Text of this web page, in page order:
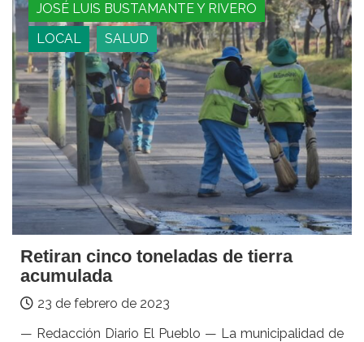
JOSÉ LUIS BUSTAMANTE Y RIVERO
LOCAL
SALUD
Retiran cinco toneladas de tierra
acumulada
23 de febrero de 2023
— Redacción Diario El Pueblo — La municipalidad de